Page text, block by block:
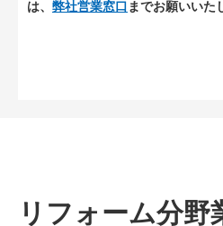
は、 弊社営業窓口 までお願いいた
リフォーム分野